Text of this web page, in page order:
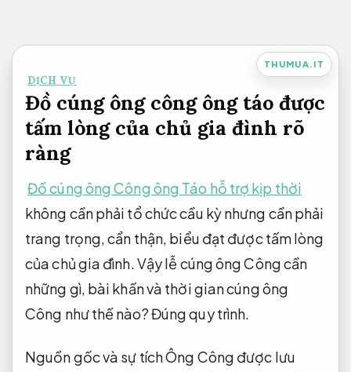
nội
dung
THUMUA.IT
DỊCH VỤ
Đồ cúng ông công ông táo được
tấm lòng của chủ gia đình rõ
ràng
Đồ cúng ông Công ông Táo hỗ trợ kịp thời
không cần phải tổ chức cầu kỳ nhưng cần phải
trang trọng, cẩn thận, biểu đạt được tấm lòng
của chủ gia đình. Vậy lễ cúng ông Công cần
những gì, bài khấn và thời gian cúng ông
Công như thế nào?Đúng quy trình.
Nguồn gốc và sự tích Ông Công được lưu